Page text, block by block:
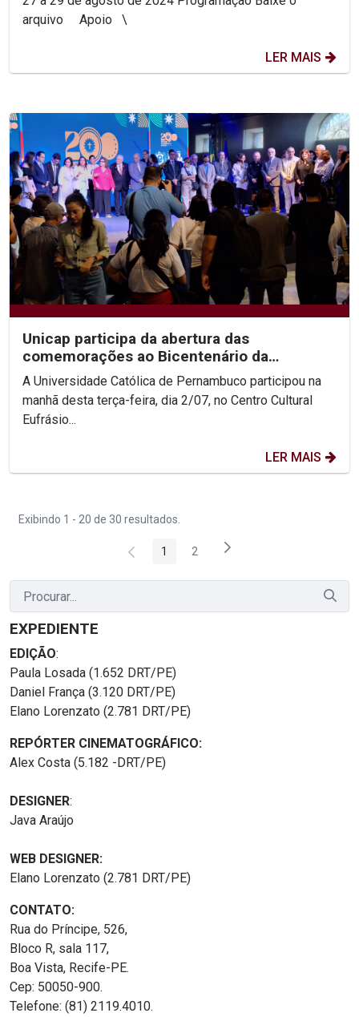
LER MAIS
Unicap participa da abertura das
comemorações ao Bicentenário da
Confederação do Equador
A Universidade Católica de Pernambuco participou na
manhã desta terça-feira, dia 2/07, no Centro Cultural
Eufrásio...
LER MAIS
Exibindo 1 - 20 de 30 resultados.
Página
1 Página
2
EXPEDIENTE
EDIÇÃO:
Paula Losada (1.652 DRT/PE)
Daniel França (3.120 DRT/PE)
Elano Lorenzato (2.781 DRT/PE)
REPÓRTER CINEMATOGRÁFICO:
Alex Costa (5.182 -DRT/PE)
DESIGNER:
Java Araújo
WEB DESIGNER:
Elano Lorenzato (2.781 DRT/PE)
CONTATO:
Rua do Príncipe, 526,
Bloco R, sala 117,
Boa Vista, Recife-PE.
Cep: 50050-900.
Telefone: (81) 2119.4010.